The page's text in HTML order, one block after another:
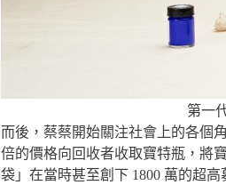
第一
而後，蔡蔡開始關注社會上的各個
倍的價格向回收者收取寶特瓶，將
袋」在當時甚至創下 1800 萬的超